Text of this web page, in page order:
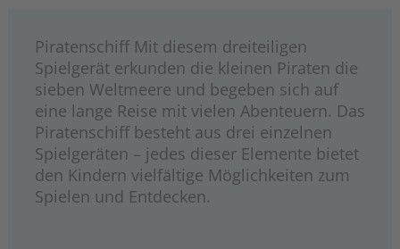
Piratenschiff Mit diesem dreiteiligen
Spielgerät erkunden die kleinen Piraten die
sieben Weltmeere und begeben sich auf
eine lange Reise mit vielen Abenteuern. Das
Piratenschiff besteht aus drei einzelnen
Spielgeräten – jedes dieser Elemente bietet
den Kindern vielfältige Möglichkeiten zum
Spielen und Entdecken.